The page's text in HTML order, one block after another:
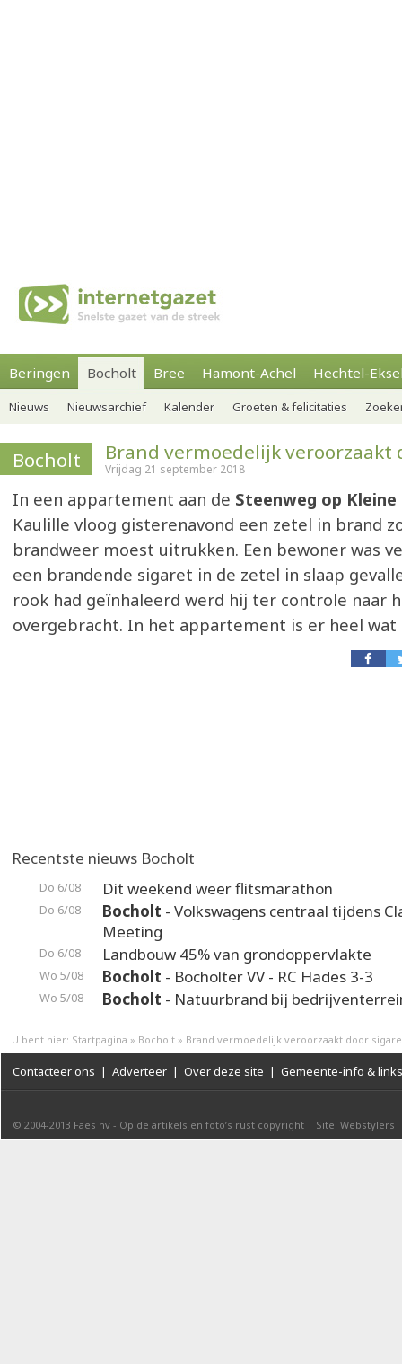
Beringen Bocholt Bree Hamont-Achel Hechtel-
Nieuws Nieuwsarchief Kalender Groeten & felicitaties
Bocholt Brand vermoedelijk veroorzaakt
Vrijdag 21 september 2018
In een appartement aan de Steenweg op
Kaulille vloog gisterenavond een zetel in brand
brandweer moest uitrukken. Een bewoner was
een brandende sigaret in de zetel in slaap
rook had geïnhaleerd werd hij ter controle naar
overgebracht. In het appartement is er heel wat
Recentste nieuws Bocholt
Do 6/08 Dit weekend weer flitsmarathon
Do 6/08 Bocholt - Volkswagens centraal tijdens
Meeting
Do 6/08 Landbouw 45% van grondoppervlakte
Wo 5/08 Bocholt - Bocholter VV - RC Hades 3-3
Wo 5/08 Bocholt - Natuurbrand bij
U bent hier: Startpagina » Bocholt » Brand vermoedelijk veroorzaakt door
Contacteer ons | Adverteer | Over deze site | Gemeente-info & links
© 2004-2013 Faes nv - Op de artikels en foto’s rust copyright | Site: Webstylers